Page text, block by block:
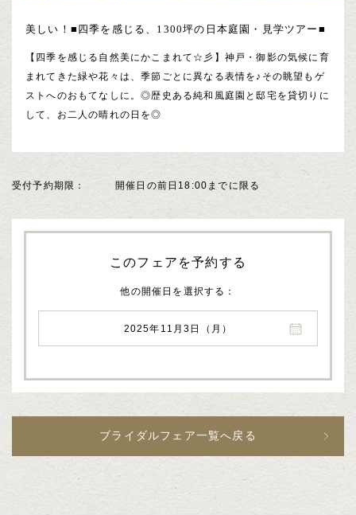
美しい！■四季を感じる、1300坪の日本庭園・見学ツアー■
【四季を感じる自然美にかこまれて☆彡】神戸・御影の気候に育
まれてきた緑や花々は、季節ごとに異なる表情を♪その眺望もゲ
ストへのおもてなしに。◎歴史ある純和風庭園と邸宅を貸切りに
して、お二人の晴れの日を◎
受付予約期限 開催日の前日18:00までに限る
このフェアを予約する
他の開催日を選択する
2025年11月3日（月）
ブライダルフェア一覧へ戻る